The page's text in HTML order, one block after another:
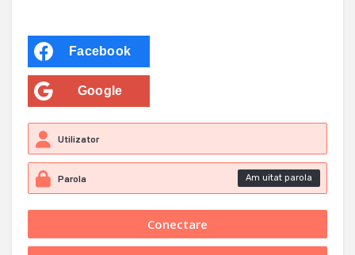
Facebook
Google
Am uitat parola